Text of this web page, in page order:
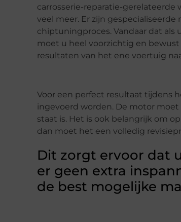
carrosserie-reparatie-gerelateerde
veel meer. Er zijn
chiptuningproces. Vandaar dat
moet u heel voorzichtig en
resultaten van het ene voertuig
Voor een perfect resultaat tijdens
ingevoerd worden. De motor
staat is. Het is ook belangrijk om
dan moet het een volledig
Dit zorgt ervoor dat
er geen extra
de best mogelijke